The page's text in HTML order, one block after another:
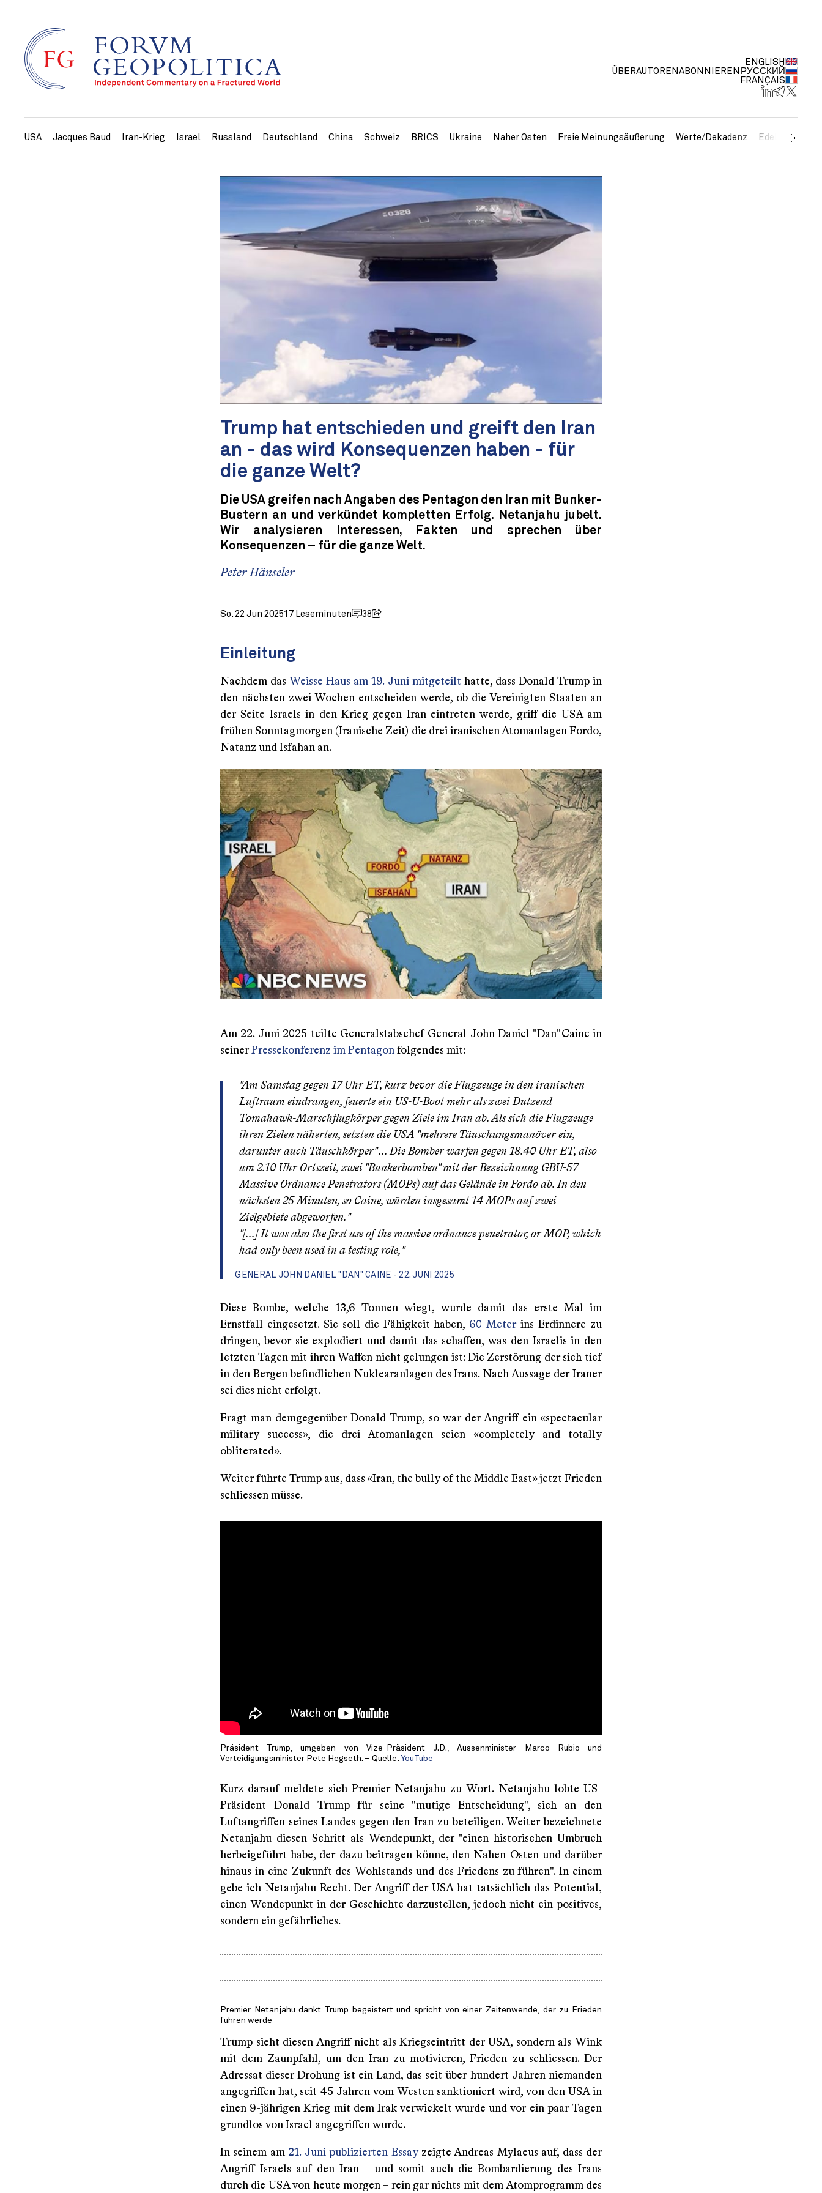
ÜBERAUTOREN ABONNIEREN
ENGLISH
РУССКИЙ
FRANÇAIS
USA Jacques Baud Iran-Krieg Israel Russland Deutschland China Schweiz BRICS Ukraine Naher Osten Freie Meinungsäußerung Werte/Dekadenz Edelmetalle
Trump hat entschieden und greift den Iran
an - das wird Konsequenzen haben - für
die ganze Welt?
Die USA greifen nach Angaben des Pentagon den Iran mit Bunker-
Bustern an und verkündet kompletten Erfolg. Netanjahu jubelt.
Wir analysieren Interessen, Fakten und sprechen über
Konsequenzen – für die ganze Welt.
Peter Hänseler
So. 22 Jun 202517 Leseminuten 38
Einleitung
Nachdem das Weisse Haus am 19. Juni mitgeteilt hatte, dass Donald Trump in
den nächsten zwei Wochen entscheiden werde, ob die Vereinigten Staaten an
der Seite Israels in den Krieg gegen Iran eintreten werde, griff die USA am
frühen Sonntagmorgen (Iranische Zeit) die drei iranischen Atomanlagen Fordo,
Natanz und Isfahan an.
Am 22. Juni 2025 teilte Generalstabschef General John Daniel "Dan" Caine in
seinerPressekonferenz im Pentagon folgendes mit:
"Am Samstag gegen 17 Uhr ET, kurz bevor die Flugzeuge in den iranischen
Luftraum eindrangen, feuerte ein US-U-Boot mehr als zwei Dutzend
Tomahawk-Marschflugkörper gegen Ziele im Iran ab. Als sich die Flugzeuge
ihren Zielen näherten, setzten die USA "mehrere Täuschungsmanöver ein,
darunter auch Täuschkörper" ... Die Bomber warfen gegen 18.40 Uhr ET, also
um 2.10 Uhr Ortszeit, zwei "Bunkerbomben" mit der Bezeichnung GBU-57
Massive Ordnance Penetrators (MOPs) auf das Gelände in Fordo ab. In den
nächsten 25 Minuten, so Caine, würden insgesamt 14 MOPs auf zwei
Zielgebiete abgeworfen."
"[...] It was also the first use of the massive ordnance penetrator, or MOP, which
had only been used in a testing role,"
GENERAL JOHN DANIEL "DAN" CAINE - 22. JUNI 2025
Diese Bombe, welche 13,6 Tonnen wiegt, wurde damit das erste Mal im
Ernstfall eingesetzt. Sie soll die Fähigkeit haben, 60 Meterins Erdinnere zu
dringen, bevor sie explodiert und damit das schaffen, was den Israelis in den
letzten Tagen mit ihren Waffen nicht gelungen ist: Die Zerstörung der sich tief
in den Bergen befindlichen Nuklearanlagen des Irans. Nach Aussage der Iraner
sei dies nicht erfolgt.
Fragt man demgegenüber Donald Trump, so war der Angriff ein «spectacular
military success», die drei Atomanlagen seien «completely and totally
obliterated».
Weiter führte Trump aus, dass «Iran, the bully of the Middle East» jetzt Frieden
schliessen müsse.
Präsident Trump, umgeben von Vize-Präsident J.D., Aussenminister Marco Rubio und
Verteidigungsminister Pete Hegseth. – Quelle: YouTube
Kurz darauf meldete sich Premier Netanjahu zu Wort. Netanjahu lobte US-
Präsident Donald Trump für seine "mutige Entscheidung", sich an den
Luftangriffen seines Landes gegen den Iran zu beteiligen. Weiter bezeichnete
Netanjahu diesen Schritt als Wendepunkt, der "einen historischen Umbruch
herbeigeführt habe, der dazu beitragen könne, den Nahen Osten und darüber
hinaus in eine Zukunft des Wohlstands und des Friedens zu führen". In einem
gebe ich Netanjahu Recht. Der Angriff der USA hat tatsächlich das Potential,
einen Wendepunkt in der Geschichte darzustellen, jedoch nicht ein positives,
sondern ein gefährliches.
Premier Netanjahu dankt Trump begeistert und spricht von einer Zeitenwende, der zu Frieden
führen werde
Trump sieht diesen Angriff nicht als Kriegseintritt der USA, sondern als Wink
mit dem Zaunpfahl, um den Iran zu motivieren, Frieden zu schliessen. Der
Adressat dieser Drohung ist ein Land, das seit über hundert Jahren niemanden
angegriffen hat, seit 45 Jahren vom Westen sanktioniert wird, von den USA in
einen 9-jährigen Krieg mit dem Irak verwickelt wurde und vor ein paar Tagen
grundlos von Israel angegriffen wurde.
In seinem am 21. Juni publizierten Essayzeigte Andreas Mylaeus auf, dass der
Angriff Israels auf den Iran – und somit auch die Bombardierung des Irans
durch die USA von heute morgen – rein gar nichts mit dem Atomprogramm des